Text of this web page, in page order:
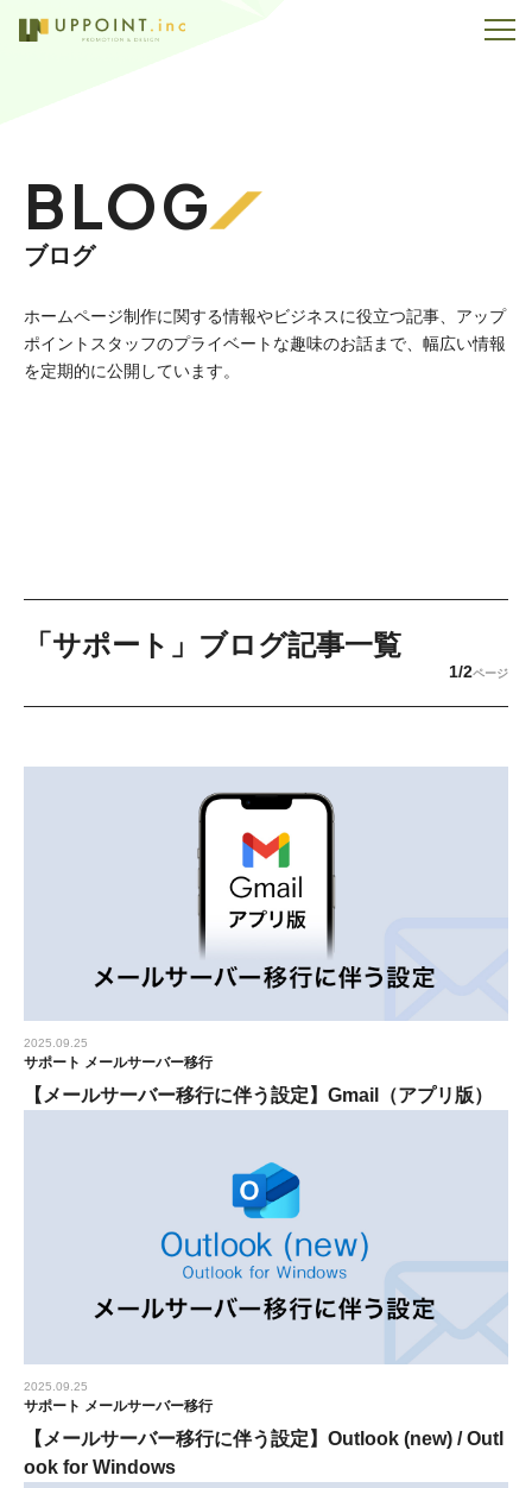
BLOG
ブログ
ホームページ制作に関する情報やビジネスに役立つ記事、 アップ
ポイントスタッフのプライベートな趣味のお話まで、幅広い情報
を定期的に公開しています。
「サポート」ブログ記事一覧
1/2ページ
2025.09.25
サポート メールサーバー移行
【メールサーバー移行に伴う設定】Gmail（アプリ版）
2025.09.25
サポート メールサーバー移行
【メールサーバー移行に伴う設定】Outlook (new) / Outl
ook for Windows